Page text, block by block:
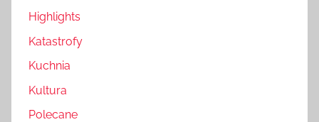
Highlights
Katastrofy
Kuchnia
Kultura
Polecane